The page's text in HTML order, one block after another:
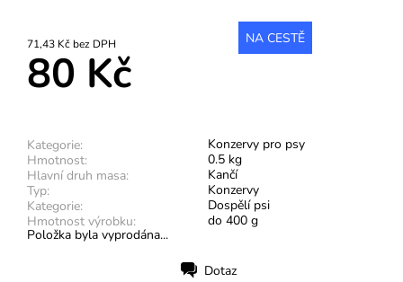
71,43 Kč bez DPH NA CESTĚ
80 Kč
Kategorie:
Konzervy pro psy
Hmotnost:
0.5 kg
Hlavní druh masa:
Kančí
Typ:
Konzervy
Kategorie:
Dospělí psi
Hmotnost výrobku:
do 400 g
Položka byla vyprodána...
Dotaz